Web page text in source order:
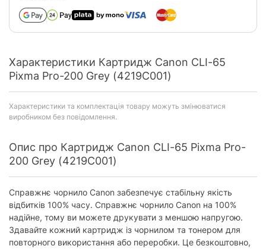
Характеристики Картридж Canon CLI-65
Pixma Pro-200 Grey (4219C001)
Характеристики та комплектація товару можуть змінюватися
виробником без повідомлення.
Опис про Картридж Canon CLI-65 Pixma Pro-
200 Grey (4219C001)
Справжнє чорнило Canon забезпечує стабільну якість
відбитків 100% часу. Справжнє чорнило Canon на 100%
надійне, тому ви можете друкувати з меншою напругою.
Здавайте кожний картридж із чорнилом та тонером для
повторного використання або переробки. Це безкоштовно,